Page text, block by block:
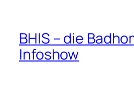
BHIS – die
Infoshow